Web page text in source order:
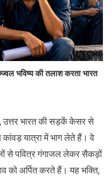
भविष्य की तलाश करता भारत
उत्तर भारत की सड़कें केसर से
कांवड़ यात्रा में भाग लेते हैं। वे
से पवित्र गंगाजल लेकर सैकड़ों
को अर्पित करते हैं। यह भक्ति,